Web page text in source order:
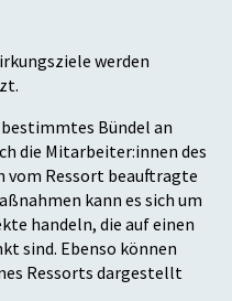
werden
Bündel an
die Mitarbeiter:innen des
vom Ressort beauftragte
kann es sich um
handeln, die auf einen
sind. Ebenso können
Ressorts dargestellt